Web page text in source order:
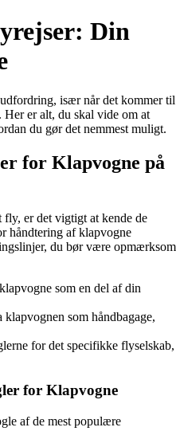
Din
især når det kommer til
er alt, du skal vide om at
du gør det nemmest muligt.
for Klapvogne på
fly, er det vigtigt at kende de
håndtering af klapvogne
du bør være opmærksom
som en del af din
som håndbagage,
for det specifikke flyselskab,
for Klapvogne
af de mest populære